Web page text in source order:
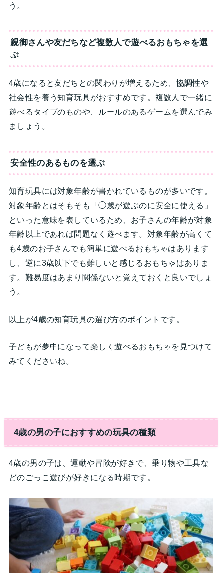
う。
親御さんや友だちなど複数人で遊べるおもちゃを選
ぶ
4歳になると友だちとの関わりが増えるため、協調性や
社会性を養う知育玩具がおすすめです。複数人で一緒に
遊べるタイプのものや、ルールのあるゲームを選んでみ
ましょう。
安全性のあるものを選ぶ
知育玩具には対象年齢が書かれているものが多いです。
対象年齢とはそもそも「◯歳が遊ぶのに安全に使える」
といった意味を表しているため、お子さんの年齢が対象
年齢以上であれば問題なく遊べます。対象年齢が高くて
も4歳のお子さんでも簡単に遊べるおもちゃはあります
し、逆に3歳以下でも難しいと感じるおもちゃはありま
す。難易度はあまり関係ないと覚えておくと良いでしょ
う。
以上が4歳の知育玩具の選び方のポイントです。
子どもが夢中になって楽しく遊べるおもちゃを見つけて
みてくださいね。
4歳の男の子におすすめの玩具の種類
4歳の男の子は、運動や冒険が好きで、乗り物や工具な
どのごっこ遊びが好きになる時期です。